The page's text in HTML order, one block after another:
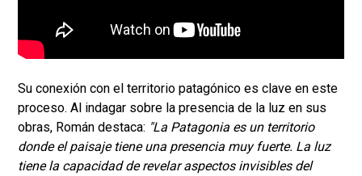
Su conexión con el territorio patagónico es clave en este
proceso. Al indagar sobre la presencia de la luz en sus
obras, Román destaca: "La Patagonia es un territorio
donde el paisaje tiene una presencia muy fuerte. La luz
tiene la capacidad de revelar aspectos invisibles del